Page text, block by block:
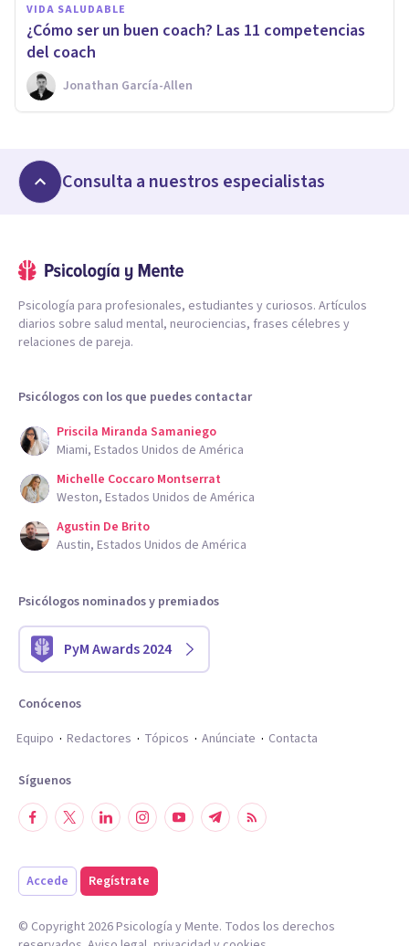
VIDA SALUDABLE
¿Cómo ser un buen coach? Las 11 competencias
del coach
Jonathan García-Allen
Consulta a nuestros especialistas
Psicología para profesionales, estudiantes y curiosos. Artículos
diarios sobre salud mental, neurociencias, frases célebres y
relaciones de pareja.
Psicólogos con los que puedes contactar
Priscila Miranda Samaniego
Miami, Estados Unidos de América
Michelle Coccaro Montserrat
Weston, Estados Unidos de América
Agustin De Brito
Austin, Estados Unidos de América
Psicólogos nominados y premiados
PyM Awards 2024
Conócenos
Equipo
Redactores Tópicos Anúnciate Contacta
Síguenos
Accede Regístrate
© Copyright 2026Psicología y Mente. Todos los derechos